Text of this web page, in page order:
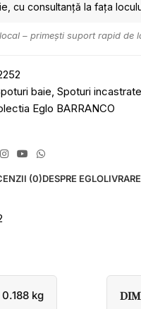
cu consultanță la fața
– primești suport rapid de
baie, Spoturi incastrate
Eglo BARRANCO
(0)DESPRE EGLO
0.188 kg